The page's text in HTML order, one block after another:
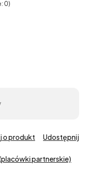
0)
o produkt Udostępnij
partnerskie)